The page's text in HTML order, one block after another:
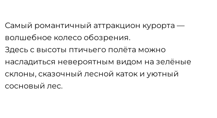
Самый романтичный аттракцион курорта —
волшебное колесо обозрения.
Здесь с высоты птичьего полёта можно
насладиться невероятным видом на зелёные
склоны, сказочный лесной каток и уютный
сосновый лес.